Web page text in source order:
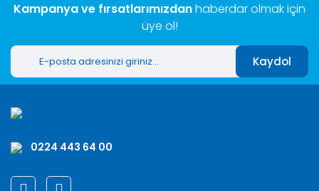
Kampanya ve fırsatlarımızdanhaberdar olmak için
üye ol!
Kaydol
0224 443 64 00